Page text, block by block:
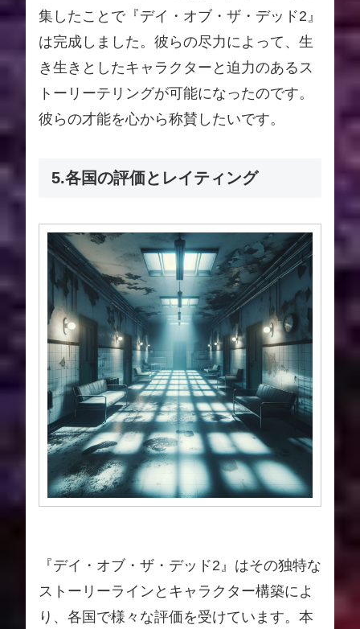
集したことで『デイ・オブ・ザ・デッド2』
は完成しました。彼らの尽力によって、生
き生きとしたキャラクターと迫力のあるス
トーリーテリングが可能になったのです。
彼らの才能を心から称賛したいです。
5.各国の評価とレイティング
『デイ・オブ・ザ・デッド2』はその独特な
ストーリーラインとキャラクター構築によ
り、各国で様々な評価を受けています。本